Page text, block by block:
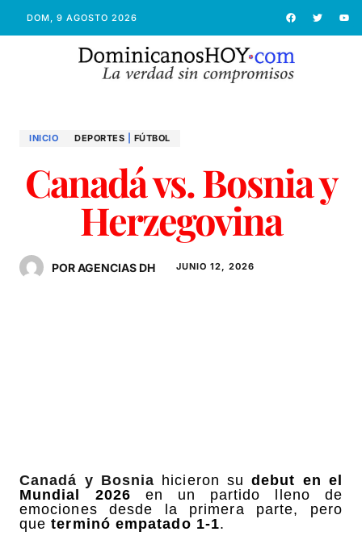
DOM, 9 AGOSTO 2026
INICIO DEPORTES FÚTBOL
Canadá vs. Bosnia y
Herzegovina
POR AGENCIAS DH JUNIO 12, 2026
Canadá y Bosnia hicieron sudebut en el
Mundial 2026 en un partido lleno de
emociones desde la primera parte, pero
queterminó empatado 1-1.